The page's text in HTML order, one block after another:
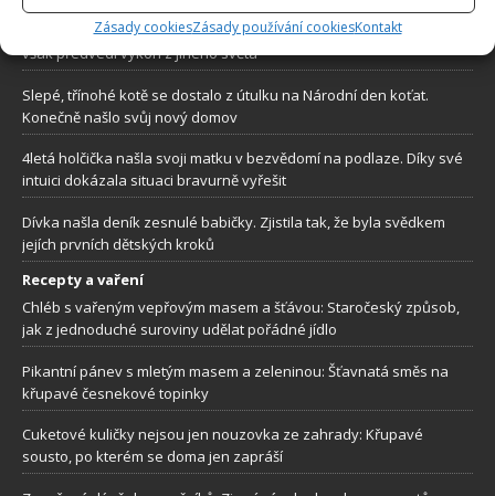
Zásady cookiesZásady používání cookiesKontakt
Přání postaršího zákazníka označil za nadlidský úkol. Kadeřník
však předvedl výkon z jiného světa
Slepé, třínohé kotě se dostalo z útulku na Národní den koťat.
Konečně našlo svůj nový domov
4letá holčička našla svoji matku v bezvědomí na podlaze. Díky své
intuici dokázala situaci bravurně vyřešit
Dívka našla deník zesnulé babičky. Zjistila tak, že byla svědkem
jejích prvních dětských kroků
Recepty a vaření
Chléb s vařeným vepřovým masem a šťávou: Staročeský způsob,
jak z jednoduché suroviny udělat pořádné jídlo
Pikantní pánev s mletým masem a zeleninou: Šťavnatá směs na
křupavé česnekové topinky
Cuketové kuličky nejsou jen nouzovka ze zahrady: Křupavé
sousto, po kterém se doma jen zapráší